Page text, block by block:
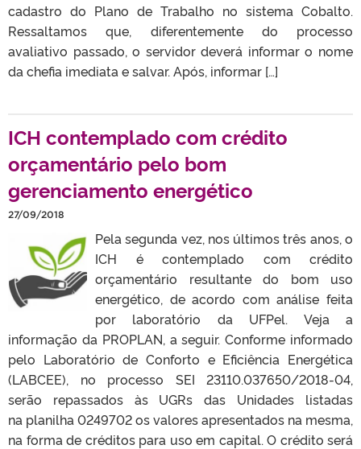
cadastro do Plano de Trabalho no sistema Cobalto.
Ressaltamos que, diferentemente do processo
avaliativo passado, o servidor deverá informar o nome
da chefia imediata e salvar. Após, informar […]
ICH contemplado com crédito
orçamentário pelo bom
gerenciamento energético
27/09/2018
Pela segunda vez, nos últimos três anos, o
ICH é contemplado com crédito
orçamentário resultante do bom uso
energético, de acordo com análise feita
por laboratório da UFPel. Veja a
informação da PROPLAN, a seguir. Conforme informado
pelo Laboratório de Conforto e Eficiência Energética
(LABCEE), no processo SEI 23110.037650/2018-04,
serão repassados às UGRs das Unidades listadas
na planilha 0249702 os valores apresentados na mesma,
na forma de créditos para uso em capital. O crédito será